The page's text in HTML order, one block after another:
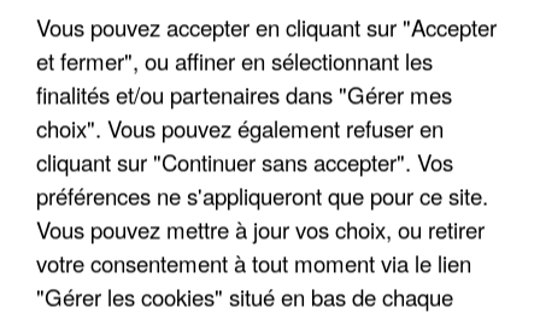
Vous pouvez accepter en cliquant sur "Accepter
et fermer", ou affiner en sélectionnant les
finalités et/ou partenaires dans "Gérer mes
choix". Vous pouvez également refuser en
cliquant sur "Continuer sans accepter". Vos
préférences ne s'appliqueront que pour ce site.
Vous pouvez mettre à jour vos choix, ou retirer
votre consentement à tout moment via le lien
"Gérer les cookies" situé en bas de chaque